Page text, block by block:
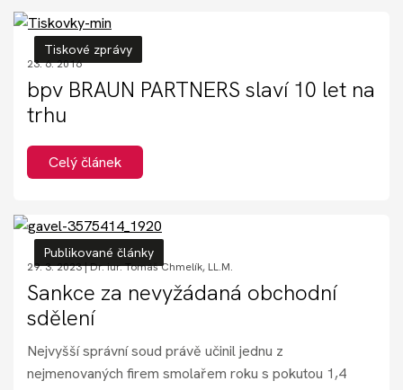
Tiskové zprávy
23. 6. 2016
bpv BRAUN PARTNERS slaví 10 let na
trhu
Celý článek
Publikované články
29. 3. 2023 |Dr. iur. Tomáš Chmelík, LL.M.
Sankce za nevyžádaná obchodní
sdělení
Nejvyšší správní soud právě učinil jednu z
nejmenovaných firem smolařem roku s pokutou 1,4